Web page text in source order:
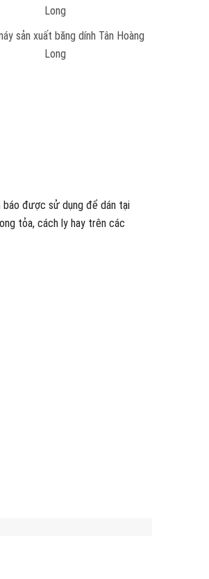
báo được sử dụng để dán tại
tỏa, cách ly hay trên các